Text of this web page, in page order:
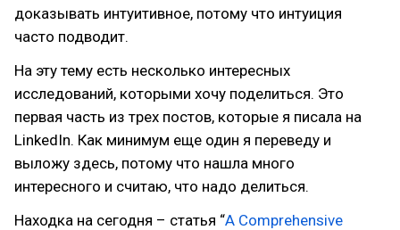
доказывать интуитивное, потому что интуиция
часто подводит.
На эту тему есть несколько интересных
исследований, которыми хочу поделиться. Это
первая часть из трех постов, которые я писала на
LinkedIn. Как минимум еще один я переведу и
выложу здесь, потому что нашла много
интересного и считаю, что надо делиться.
Находка на сегодня – статья “A Comprehensive